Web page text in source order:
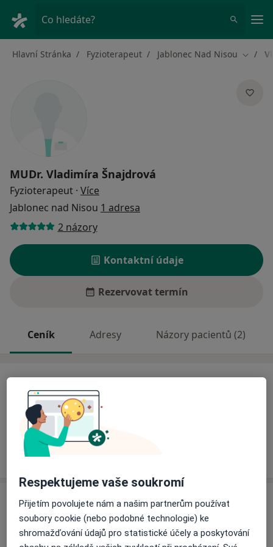
Co hledáte?
Hlavní Stránka Fyzioterapeut Jablonec Nad Nisou Změna
MUDr. Vladimíra Šnajdrová
Fyzioterapeut · Více
Jablonec nad Nisou 1 adresa
2 názory
Kontaktní údaje
Rezervovat termín
Ceník Adresy Názory pacientů (2)
Informace o službách a cenách nejsou k dispozici
Tento specialista ještě nepřidával žádné informace o
svých službách.
Adresa
Odborný rehabilitační lékař
28. října 22, Jablonec nad Nisou 46601
Respektujeme vaše soukromí
Přijetím povolujete nám a našim partnerům používat
soubory cookie (nebo podobné technologie) ke
shromažďování údajů pro statistické účely a poskytování